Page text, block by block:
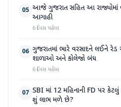
05 આજે ગુજરાત સહિત આ રાજ્યોમાં
આગાહી
6 દિવસ પહેલા
06 ગુજરાતમાં ભારે વરસાદને લઈને
શાળાઓ અને કોલેજો બંધ
6 દિવસ પહેલા
07 SBI માં 12 મહિનાની FD પર
શું લાભ મળે છે?